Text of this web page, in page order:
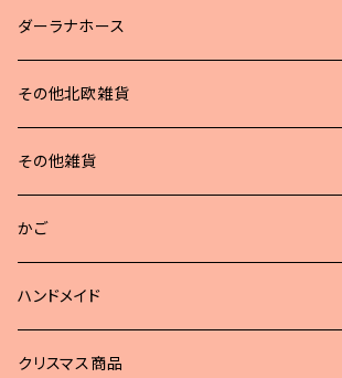
ダーラナホース
その他北欧雑貨
その他雑貨
かご
ハンドメイド
どうぶつブローチ
クリスマス商品